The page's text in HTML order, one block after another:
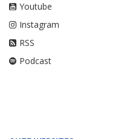
Youtube
Instagram
RSS
Podcast